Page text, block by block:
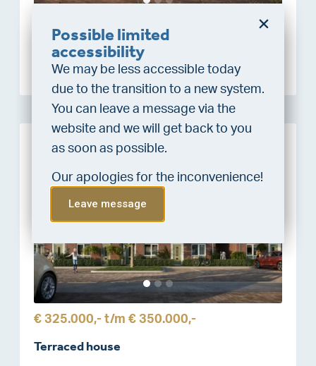
€ 575.000,- t/m € 575.000,-
Detached house
€ 325.000,- t/m € 350.000,-
Terraced house
Do you want a better
chance at being assigned a
home?
Do the financing check and get
“priority” allocation. As an exclusive
service, VLIEG Mortgages offers
Do the check!
Possible limited
accessibility
We may be less accessible today
due to the transition to a new system.
You can leave a message via the
website and we will get back to you
as soon as possible.
Our apologies for the inconvenience!
Leave message